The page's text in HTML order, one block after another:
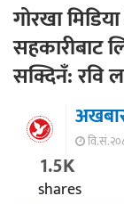
गोरखा
सहकारीबाट
सक्दिनँ: रवि
1.5K
shares